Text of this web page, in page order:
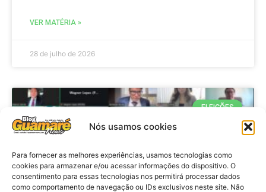
Nós usamos cookies
Para fornecer as melhores experiências, usamos tecnologias como
cookies para armazenar e/ou acessar informações do dispositivo. O
consentimento para essas tecnologias nos permitirá processar dados
como comportamento de navegação ou IDs exclusivos neste site. Não
VER MATÉRIA »
28 de julho de 2026
ELEIÇÕES